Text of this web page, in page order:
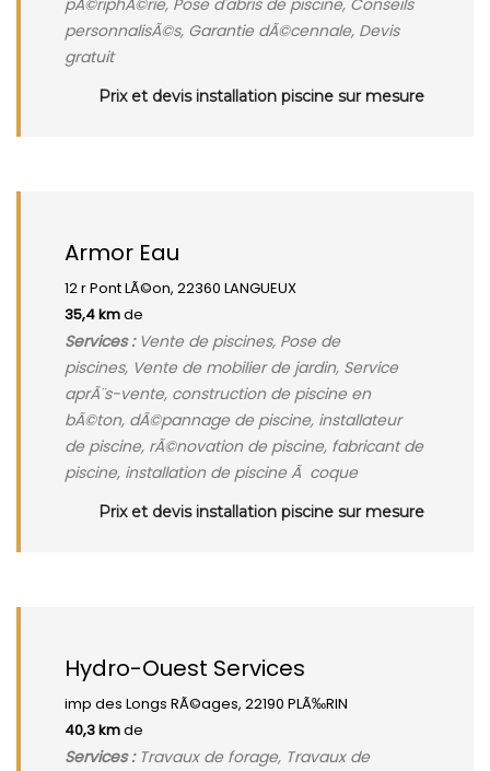
pÃ©riphÃ©rie, Pose d'abris de piscine, Conseils
personnalisÃ©s, Garantie dÃ©cennale, Devis
gratuit
Prix et devis installation piscine sur mesure
Armor Eau
12 r Pont LÃ©on, 22360 LANGUEUX
35,4 kmde
Services :Vente de piscines, Pose de
piscines, Vente de mobilier de jardin, Service
aprÃ¨s-vente, construction de piscine en
bÃ©ton, dÃ©pannage de piscine, installateur
de piscine, rÃ©novation de piscine, fabricant de
piscine, installation de piscine Ã coque
Prix et devis installation piscine sur mesure
Hydro-Ouest Services
imp des Longs RÃ©ages, 22190 PLÃ‰RIN
40,3 kmde
Services :Travaux de forage, Travaux de